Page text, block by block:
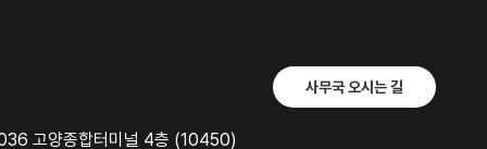
고양종합터미널 4층 (10450)
사무국 오시는 길